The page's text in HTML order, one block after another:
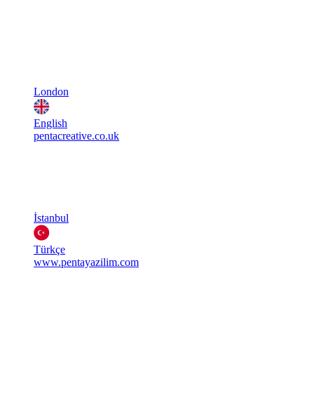
London
English
pentacreative.co.uk
İstanbul
Türkçe
www.pentayazilim.com